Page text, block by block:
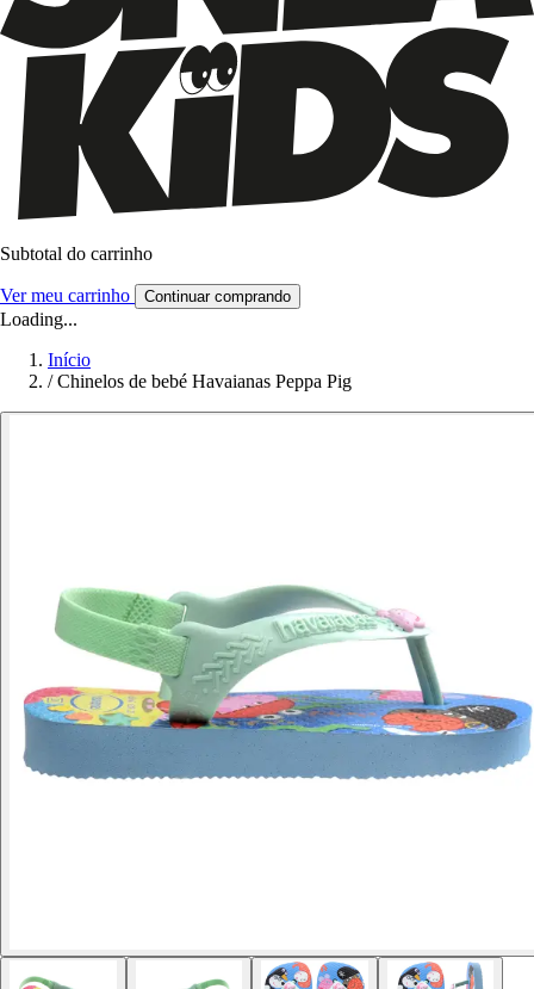
Subtotal do carrinho
Ver meu carrinho Continuar comprando
Loading...
Início
/ Chinelos de bebé Havaianas Peppa Pig